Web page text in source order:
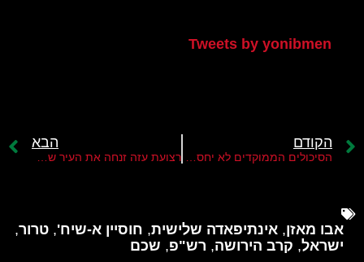
Tweets by yonibmen
הקודם הבא
אבו מאזן, אינתיפאדה שלישית, חוסיין א-שיח', טרור,
ישראל, קרב הירושה, רש"פ, שכם